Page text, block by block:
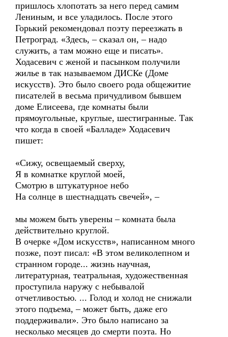
пришлось хлопотать за него перед самим
Лениным, и все уладилось. После этого
Горький рекомендовал поэту переезжать в
Петроград. «Здесь, – сказал он, – надо
служить, а там можно еще и писать».
Ходасевич с женой и пасынком получили
жилье в так называемом ДИСКе (Доме
искусств). Это было своего рода общежитие
писателей в весьма причудливом бывшем
доме Елисеева, где комнаты были
прямоугольные, круглые, шестигранные. Так
что когда в своей «Балладе» Ходасевич
пишет:
«Сижу, освещаемый сверху,
Я в комнатке круглой моей,
Смотрю в штукатурное небо
На солнце в шестнадцать свечей», –
мы можем быть уверены – комната была
действительно круглой.
В очерке «Дом искусств», написанном много
позже, поэт писал: «В этом великолепном и
странном городе... жизнь научная,
литературная, театральная, художественная
проступила наружу с небывалой
отчетливостью. ... Голод и холод не снижали
этого подъема, – может быть, даже его
поддерживали». Это было написано за
несколько месяцев до смерти поэта. Но